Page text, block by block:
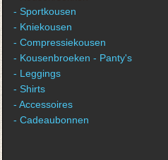
- Sportkousen
- Kniekousen
- Compressiekousen
- Kousenbroeken - Panty's
- Leggings
- Shirts
- Accessoires
- Cadeaubonnen